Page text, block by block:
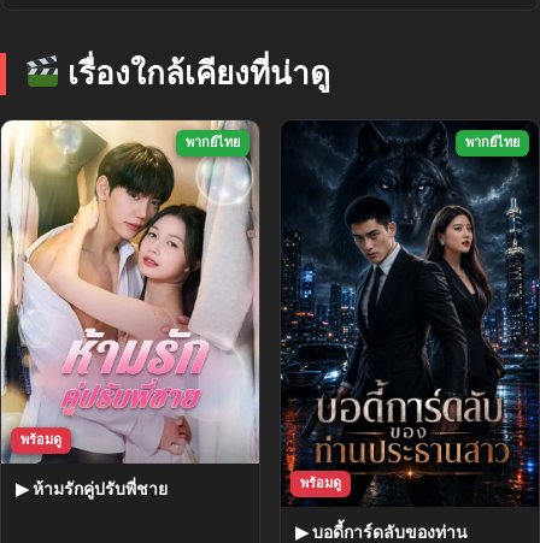
เรื่องใกล้เคียงที่น่าดู
พากย์ไทย
พร้อมดู
▶ ห้ามรักคู่ปรับพี่ชาย
พากย์ไทย
พร้อมดู
▶ บอดี้การ์ดลับของท่าน